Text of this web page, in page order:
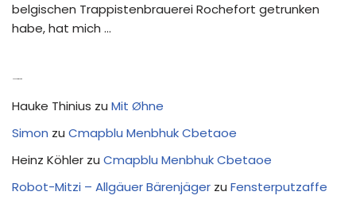
belgischen Trappistenbrauerei Rochefort getrunken
habe, hat mich …
Hauke Thinius zu Mit Øhne
Simon zu Cmapblu Menbhuk Cbetaoe
Heinz Köhler zu Cmapblu Menbhuk Cbetaoe
Robot-Mitzi – Allgäuer Bärenjäger zu Fensterputzaffe